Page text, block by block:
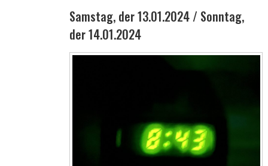
Samstag, der 13.01.2024 / Sonntag,
der 14.01.2024